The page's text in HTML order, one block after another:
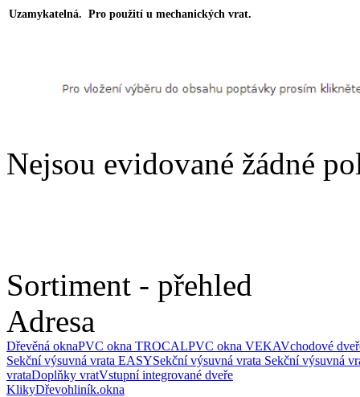
Uzamykatelná. Pro použití u mechanických vrat.
Nejsou evidované žádné
Sortiment - přehled
Adresa
Dřevěná oknaPVC okna TROCALPVC okna VEKAVchodové
Sekční výsuvná vrata EASYSekční výsuvná vrata Sekční výsuvná
vrataDoplňky vratVstupní integrované dveře
KlikyDřevohliník.okna